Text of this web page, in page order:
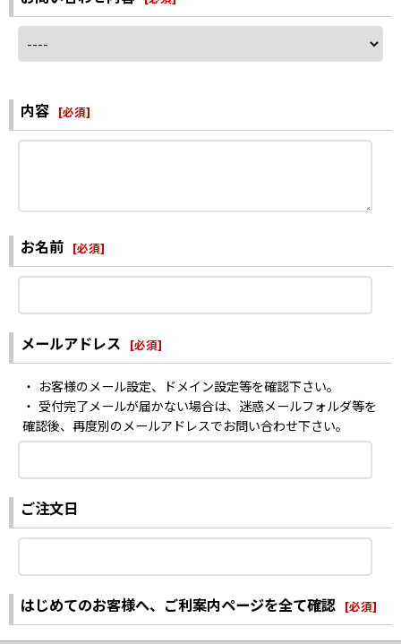
内容 [必須]
お名前 [必須]
メールアドレス [必須]
・ お客様のメール設定、ドメイン設定等を確認下さい。
・ 受付完了メールが届かない場合は、迷惑メールフォルダ等を
確認後、再度別のメールアドレスでお問い合わせ下さい。
ご注文日
はじめてのお客様へ、ご利案内ページを全て確認 [必須]